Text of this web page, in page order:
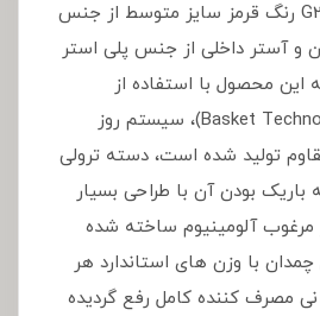
چمدان جنوا مدل G2423 رنگ قرمز سایز متوسط از جنس
و آستر داخلی از جنس پلی استر
این محصول با استفاده از
تکنولوژی سبدی (Basket Technology)، سیستم روز
تولید شده است، دسته ترولی
بودن آن با طراحی بسیار
آلومینیوم ساخته شده
با وزن های استاندارد هر
مصرف کننده کامل رفع گردیده